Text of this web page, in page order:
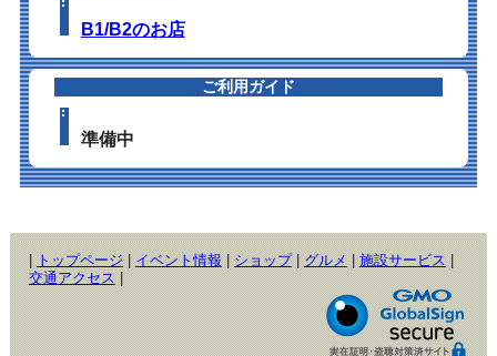
B1/B2のお店
ご利用ガイド
準備中
|トップページ|イベント情報|ショップ|グルメ|施設サービス|
交通アクセス|